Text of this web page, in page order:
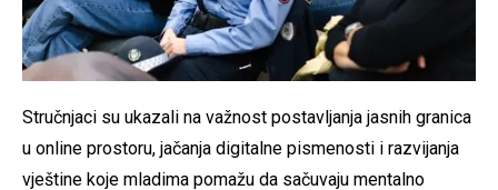
Stručnjaci su ukazali na važnost postavljanja jasnih granica
u online prostoru, jačanja digitalne pismenosti i razvijanja
vještine koje mladima pomažu da sačuvaju mentalno